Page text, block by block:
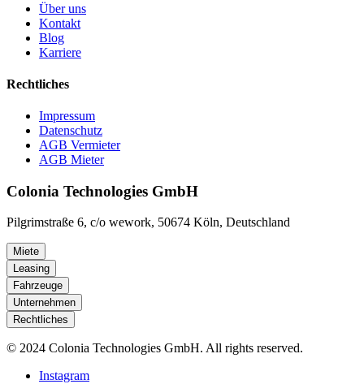
Über uns
Kontakt
Blog
Karriere
Rechtliches
Impressum
Datenschutz
AGB Vermieter
AGB Mieter
Colonia Technologies GmbH
Pilgrimstraße 6, c/o wework, 50674 Köln, Deutschland
Miete
Leasing
Fahrzeuge
Unternehmen
Rechtliches
© 2024 Colonia Technologies GmbH. All rights reserved.
Instagram